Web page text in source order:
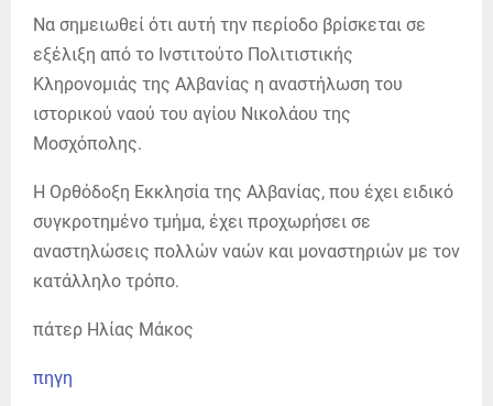
Να σημειωθεί ότι αυτή την περίοδο βρίσκεται σε
εξέλιξη από το Ινστιτούτο Πολιτιστικής
Κληρονομιάς της Αλβανίας η αναστήλωση του
ιστορικού ναού του αγίου Νικολάου της
Μοσχόπολης.
Η Ορθόδοξη Εκκλησία της Αλβανίας, που έχει ειδικό
συγκροτημένο τμήμα, έχει προχωρήσει σε
αναστηλώσεις πολλών ναών και μοναστηριών με τον
κατάλληλο τρόπο.
πάτερ Ηλίας Μάκος
πηγη